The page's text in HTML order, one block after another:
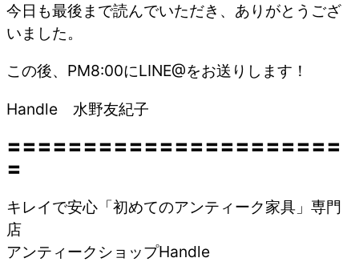
今日も最後まで読んでいただき、ありがとうござ
いました。
この後、PM8:00にLINE@をお送りします！
Handle 水野友紀子
〓〓〓〓〓〓〓〓〓〓〓〓〓〓〓〓〓〓〓〓〓〓
〓
キレイで安心「初めてのアンティーク家具」専門
店
アンティークショップHandle